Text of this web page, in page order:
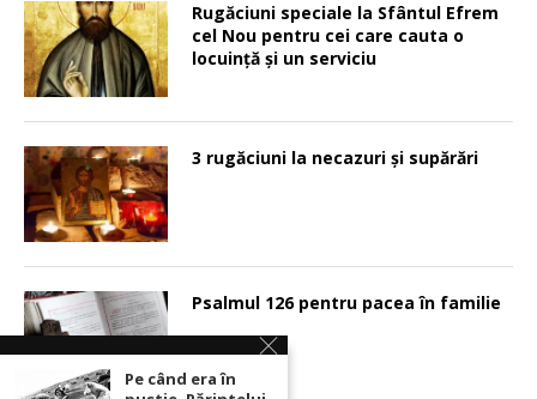
Rugăciuni speciale la Sfântul Efrem
cel Nou pentru cei care cauta o
locuinţă şi un serviciu
3 rugăciuni la necazuri și supărări
Psalmul 126 pentru pacea în familie
Pe când era în